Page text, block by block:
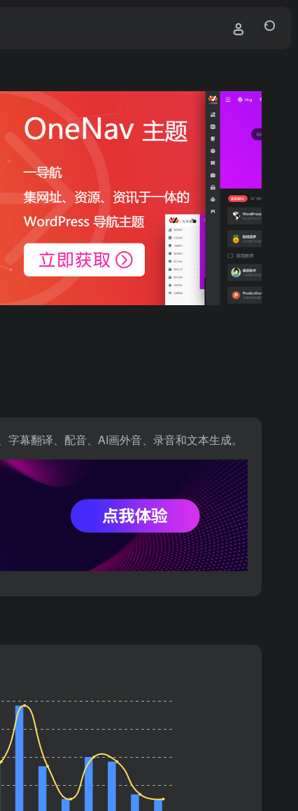
幕翻译、配音、AI画外音、录音和文本生成。